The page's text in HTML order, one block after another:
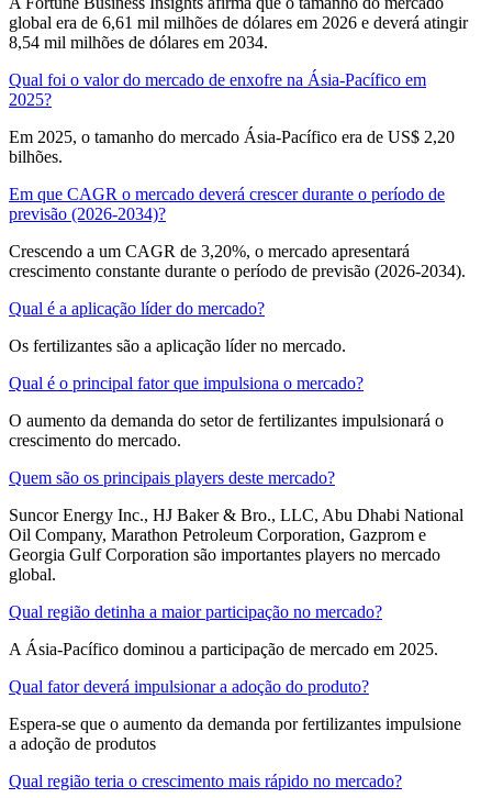
global era de 6,61 mil milhões de dólares em 2026 e deverá atingir
8,54 mil milhões de dólares em 2034.
Qual foi o valor do mercado de enxofre na Ásia-Pacífico em
2025?
Em 2025, o tamanho do mercado Ásia-Pacífico era de US$ 2,20
bilhões.
Em que CAGR o mercado deverá crescer durante o período de
previsão (2026-2034)?
Crescendo a um CAGR de 3,20%, o mercado apresentará
crescimento constante durante o período de previsão (2026-2034).
Qual é a aplicação líder do mercado?
Os fertilizantes são a aplicação líder no mercado.
Qual é o principal fator que impulsiona o mercado?
O aumento da demanda do setor de fertilizantes impulsionará o
crescimento do mercado.
Quem são os principais players deste mercado?
Suncor Energy Inc., HJ Baker & Bro., LLC, Abu Dhabi National
Oil Company, Marathon Petroleum Corporation, Gazprom e
Georgia Gulf Corporation são importantes players no mercado
global.
Qual região detinha a maior participação no mercado?
A Ásia-Pacífico dominou a participação de mercado em 2025.
Qual fator deverá impulsionar a adoção do produto?
Espera-se que o aumento da demanda por fertilizantes impulsione
a adoção de produtos
Qual região teria o crescimento mais rápido no mercado?